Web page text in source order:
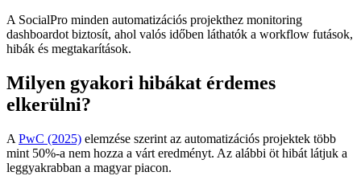
A SocialPro minden automatizációs projekthez monitoring
dashboardot biztosít, ahol valós időben láthatók a workflow futások,
hibák és megtakarítások.
Milyen gyakori hibákat érdemes
elkerülni?
A PwC (2025) elemzése szerint az automatizációs projektek több
mint 50%-a nem hozza a várt eredményt. Az alábbi öt hibát látjuk a
leggyakrabban a magyar piacon.